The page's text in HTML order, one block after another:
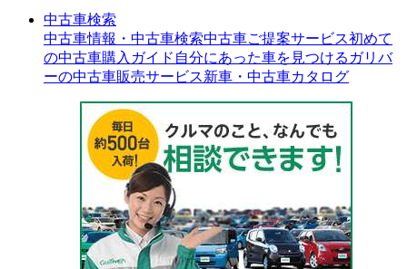
中古車検索
中古車情報・中古車検索中古車ご提案サービス初めて
の中古車購入ガイド 自分にあった車を見つける ガリバ
ーの中古車販売サービス新車・中古車カタログ